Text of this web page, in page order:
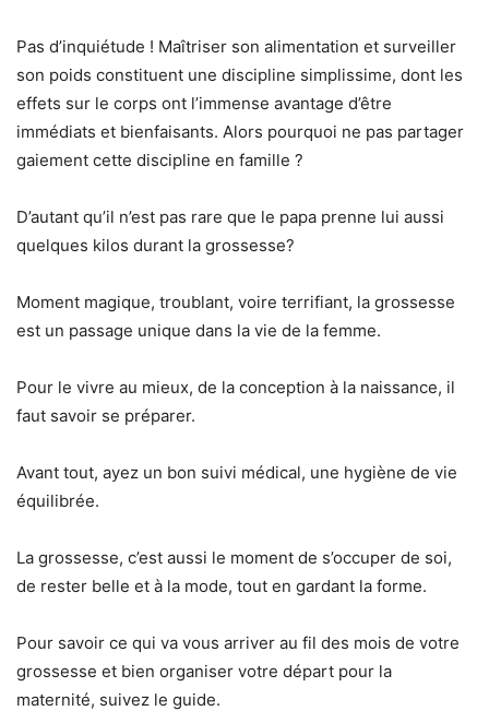
Pas d’inquiétude ! Maîtriser son alimentation et surveiller
son poids constituent une discipline simplissime, dont les
effets sur le corps ont l’immense avantage d’être
immédiats et bienfaisants. Alors pourquoi ne pas partager
gaiement cette discipline en famille ?
D’autant qu’il n’est pas rare que le papa prenne lui aussi
quelques kilos durant la grossesse?
Moment magique, troublant, voire terrifiant, la grossesse
est un passage unique dans la vie de la femme.
Pour le vivre au mieux, de la conception à la naissance, il
faut savoir se préparer.
Avant tout, ayez un bon suivi médical, une hygiène de vie
équilibrée.
La grossesse, c’est aussi le moment de s’occuper de soi,
de rester belle et à la mode, tout en gardant la forme.
Pour savoir ce qui va vous arriver au fil des mois de votre
grossesse et bien organiser votre départ pour la
maternité, suivez le guide.